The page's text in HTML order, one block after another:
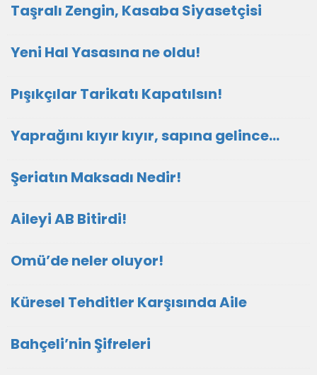
Taşralı Zengin, Kasaba Siyasetçisi
Yeni Hal Yasasına ne oldu!
Pışıkçılar Tarikatı Kapatılsın!
Yaprağını kıyır kıyır, sapına gelince…
Şeriatın Maksadı Nedir!
Aileyi AB Bitirdi!
Omü’de neler oluyor!
Küresel Tehditler Karşısında Aile
Bahçeli’nin Şifreleri